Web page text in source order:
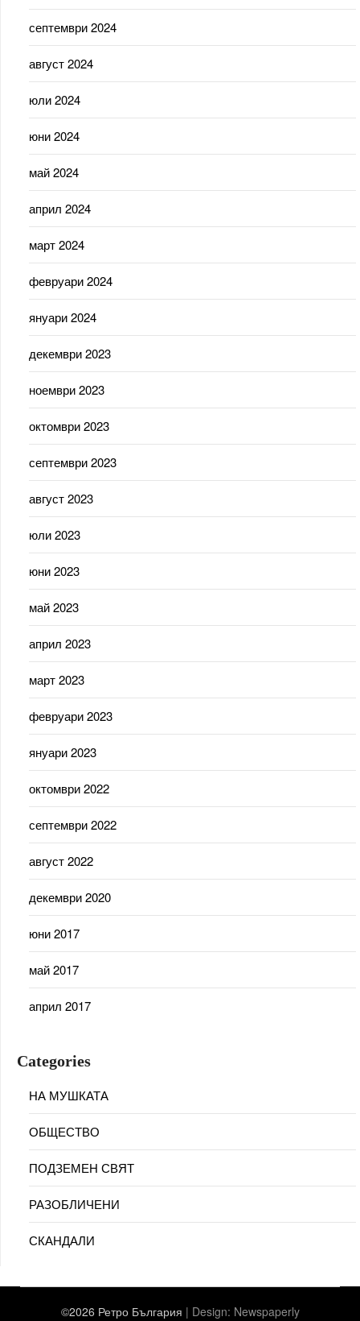
септември 2024
август 2024
юли 2024
юни 2024
май 2024
април 2024
март 2024
февруари 2024
януари 2024
декември 2023
ноември 2023
октомври 2023
септември 2023
август 2023
юли 2023
юни 2023
май 2023
април 2023
март 2023
февруари 2023
януари 2023
октомври 2022
септември 2022
август 2022
декември 2020
юни 2017
май 2017
април 2017
Categories
НА МУШКАТА
ОБЩЕСТВО
ПОДЗЕМЕН СВЯТ
РАЗОБЛИЧЕНИ
СКАНДАЛИ
©2026 Ретро България | Design: Newspaperly